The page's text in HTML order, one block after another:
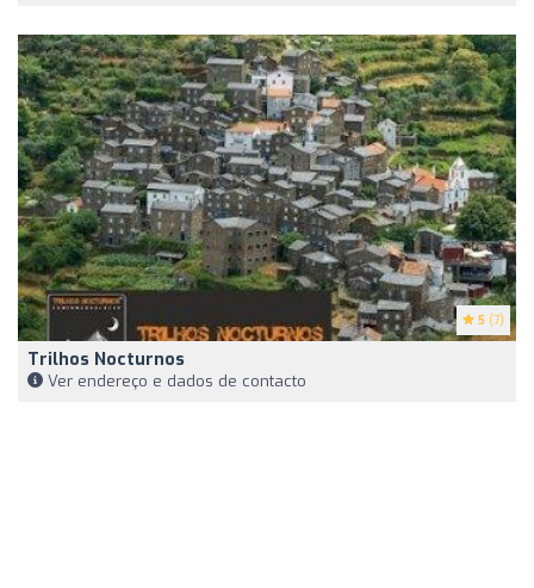
5 (7)
Trilhos Nocturnos
Ver endereço e dados de contacto